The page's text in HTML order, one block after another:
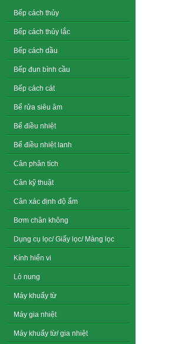
Bếp cách thủy
Bếp cách thủy lắc
Bếp cách dầu
Bếp đun bình cầu
Bếp cách cát
Bể rửa siêu âm
Bể điều nhiệt
Bể điều nhiệt lanh
Cân phân tích
Cân kỹ thuật
Cân xác định độ ẩm
Bơm chân không
Dụng cụ lọc/ Giấy lọc/ Màng lọc
Kính hiển vi
Lò nung
Máy khuấy từ
Máy gia nhiệt
Máy khuấy từ/ gia nhiệt